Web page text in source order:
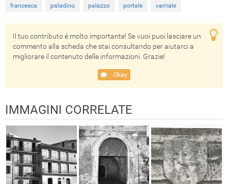
francesca paladino palazzo portale varriale
Il tuo contributo è molto importante! Se vuoi puoi lasciare un
commento alla scheda che stai consultando per aiutarci a
migliorare il contenuto delle informazioni. Grazie!
Okay
IMMAGINI CORRELATE